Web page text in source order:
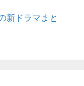
新ドラマまと